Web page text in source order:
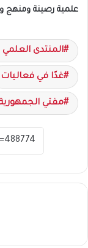
علمية رصينة
المنتدى العلمي
غدًا في فعاليات
مفتي